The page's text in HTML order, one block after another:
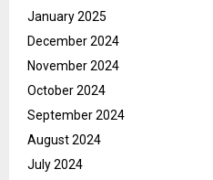
January 2025
December 2024
November 2024
October 2024
September 2024
August 2024
July 2024